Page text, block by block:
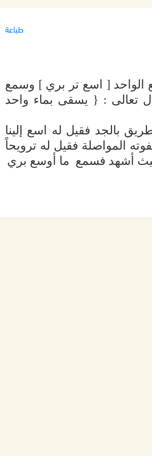
طباعة
الواحد [ اسع تر بري ] وسمع
تعالى : { يسقى بماء واحد
بالجد فقيل له اسع إلينا
المواصلة فقيل له ترويحاً
أشهد فسمع ما أوسع بري